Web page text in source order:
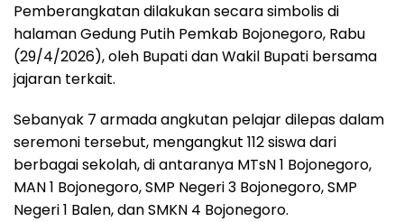
Pemberangkatan dilakukan secara simbolis di
halaman Gedung Putih Pemkab Bojonegoro, Rabu
(29/4/2026), oleh Bupati dan Wakil Bupati bersama
jajaran terkait.
Sebanyak 7 armada angkutan pelajar dilepas dalam
seremoni tersebut, mengangkut 112 siswa dari
berbagai sekolah, di antaranya MTsN 1 Bojonegoro,
MAN 1 Bojonegoro, SMP Negeri 3 Bojonegoro, SMP
Negeri 1 Balen, dan SMKN 4 Bojonegoro.